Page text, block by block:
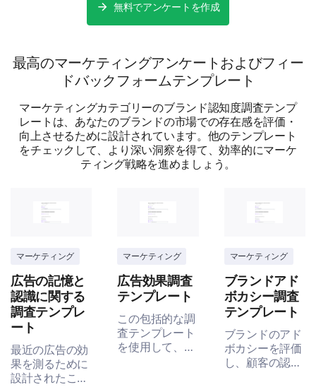
Cost-effective
Customer-oriented
Other:
Understanding Your Experience with Our
Brand
want to understand them better.
Have you ever purchased any of our products or
services?
Yes
無料でアンケートを作成
最高のマーケティングアンケートおよびフィー
ドバックフォームテンプレート
マーケティングカテゴリーのブランド認知度調査テンプ
レートは、あなたのブランドの市場での存在感を評価・
向上させるために設計されています。他のテンプレート
をチェックして、より深い洞察を得て、効率的にマーケ
ティング戦略を進めましょう。
マーケティング
広告の記憶と
認識に関する
調査テンプレ
ート
最近の広告の効
果を測るために
設計されたこの
マーケティング
広告効果調査
テンプレート
この包括的な調
査テンプレート
を使用して、最
マーケティング
ブランドアド
ボカシー調査
テンプレート
ブランドのアド
ボカシーを評価
し、顧客の認識